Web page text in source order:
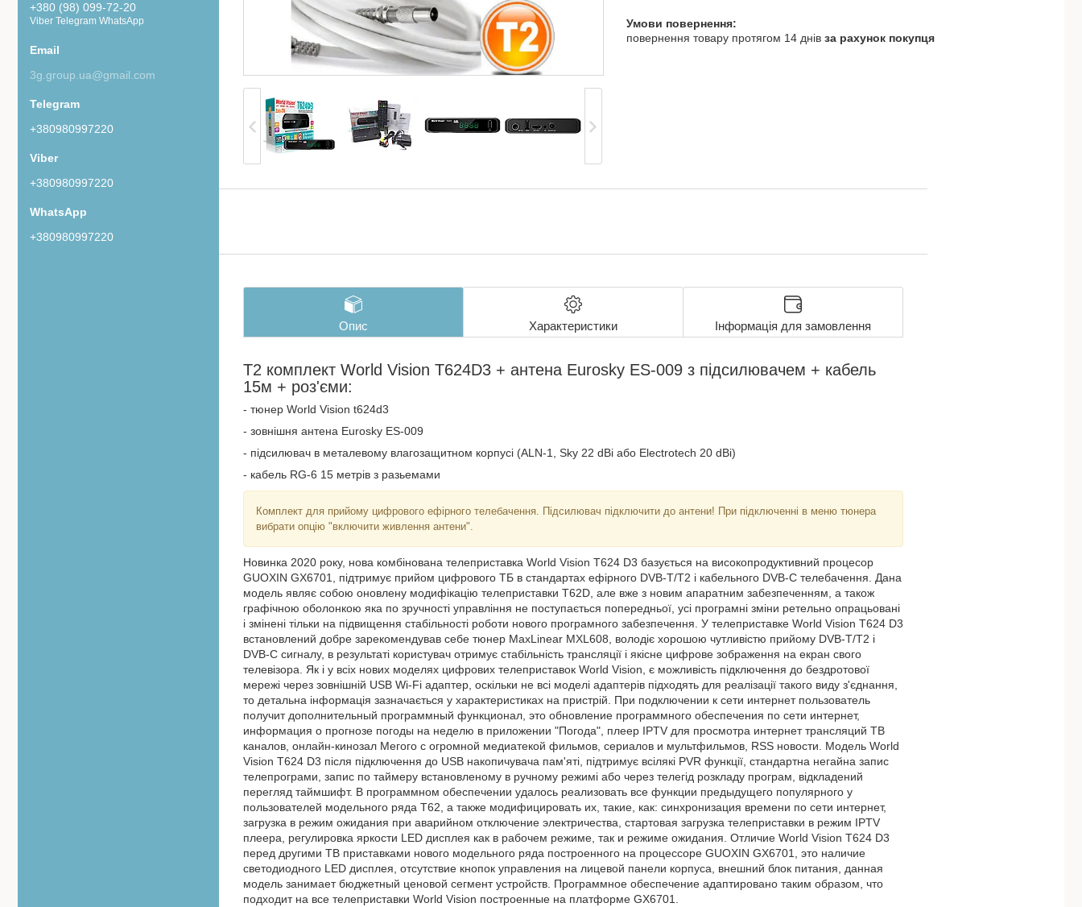
повернення товару протягом 14 днів за рахунок покупця
Опис Характеристики Інформація для замовлення
Т2 комплект World Vision T624D3 + антена Eurosky ES-009 з підсилювачем + кабель
15м + роз'єми:
- тюнер World Vision t624d3
- зовнішня антена Eurosky ES-009
- підсилювач в металевому влагозащитном корпусі (ALN-1, Sky 22 dBi або Electrotech 20 dBi)
- кабель RG-6 15 метрів з разьемами
Комплект для прийому цифрового ефірного телебачення. Підсилювач підключити до антени! При підключенні в меню тюнера
вибрати опцію "включити живлення антени".
Новинка 2020 року, нова комбінована телеприставка World Vision T624 D3 базується на високопродуктивний процесор
GUOXIN GX6701, підтримує прийом цифрового ТБ в стандартах ефірного DVB-T/T2 і кабельного DVB-C телебачення. Дана
модель являє собою оновлену модифікацію телеприставки T62D, але вже з новим апаратним забезпеченням, а також
графічною оболонкою яка по зручності управління не поступається попередньої, усі програмні зміни ретельно опрацьовані
і змінені тільки на підвищення стабільності роботи нового програмного забезпечення. У телеприставке World Vision T624 D3
встановлений добре зарекомендував себе тюнер MaxLinear MXL608, володіє хорошою чутливістю прийому DVB-T/T2 і
DVB-C сигналу, в результаті користувач отримує стабільність трансляції і якісне цифрове зображення на екран свого
телевізора. Як і у всіх нових моделях цифрових телеприставок World Vision, є можливість підключення до бездротової
мережі через зовнішній USB Wi-Fi адаптер, оскільки не всі моделі адаптерів підходять для реалізації такого виду з'єднання,
то детальна інформація зазначається у характеристиках на пристрій. При подключении к сети интернет пользователь
получит дополнительный программный функционал, это обновление программного обеспечения по сети интернет,
информация о прогнозе погоды на неделю в приложении "Погода", плеер IPTV для просмотра интернет трансляций ТВ
каналов, онлайн-кинозал Мегого с огромной медиатекой фильмов, сериалов и мультфильмов, RSS новости. Модель World
Vision T624 D3 після підключення до USB накопичувача пам'яті, підтримує всілякі PVR функції, стандартна негайна запис
телепрограми, запис по таймеру встановленому в ручному режимі або через телегід розкладу програм, відкладений
перегляд таймшифт. В программном обеспечении удалось реализовать все функции предыдущего популярного у
пользователей модельного ряда Т62, а также модифицировать их, такие, как: синхронизация времени по сети интернет,
загрузка в режим ожидания при аварийном отключение электричества, стартовая загрузка телеприставки в режим IPTV
плеера, регулировка яркости LED дисплея как в рабочем режиме, так и режиме ожидания. Отличие World Vision T624 D3
перед другими ТВ приставками нового модельного ряда построенного на процессоре GUOXIN GX6701, это наличие
светодиодного LED дисплея, отсутствие кнопок управления на лицевой панели корпуса, внешний блок питания, данная
модель занимает бюджетный ценовой сегмент устройств. Программное обеспечение адаптировано таким образом, что
подходит на все телеприставки World Vision построенные на платформе GX6701.
+380 (98) 099-72-20
Viber Telegram WhatsApp
3g.group.ua@gmail.com
+380980997220
+380980997220
+380980997220